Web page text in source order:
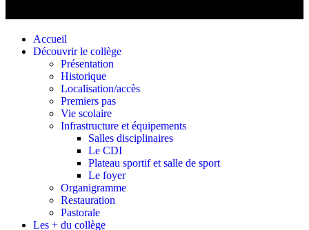
Accueil
Découvrir le collège
Présentation
Historique
Localisation/accès
Premiers pas
Vie scolaire
Infrastructure et équipements
Salles disciplinaires
Le CDI
Plateau sportif et salle de sport
Le foyer
Organigramme
Restauration
Pastorale
Les + du collège